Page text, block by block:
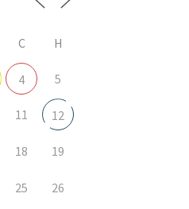
С Н
4 5
11 12
18 19
25 26